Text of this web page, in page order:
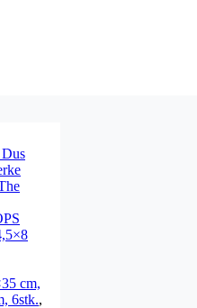
cm,
6stk.,